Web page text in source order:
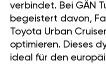
verbindet. Bei GÄN
begeistert davon,
Toyota Urban
optimieren. Dieses
ideal für den